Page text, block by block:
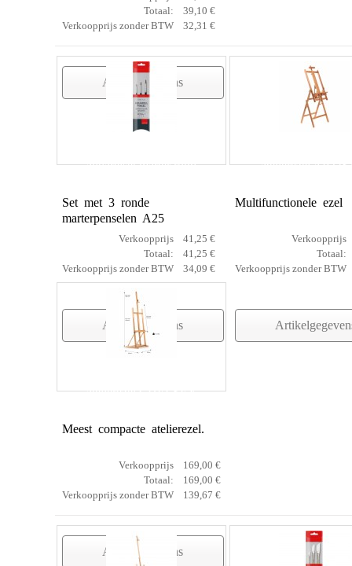
Totaal:
39,10 €
Verkoopprijs zonder BTW
32,31 €
Artikelgegevens
aquarelset marter rond
Set met 3 ronde
marterpenselen A25
Verkoopprijs
41,25 €
Totaal:
41,25 €
Verkoopprijs zonder BTW
34,09 €
Artikelgegevens
atelierezel
Multifunctionele ezel
Verkoopprijs
Totaal:
Verkoopprijs zonder BTW
atelierezel CHELSEY
Meest compacte atelierezel.
Verkoopprijs
169,00 €
Totaal:
169,00 €
Verkoopprijs zonder BTW
139,67 €
Artikelgegevens